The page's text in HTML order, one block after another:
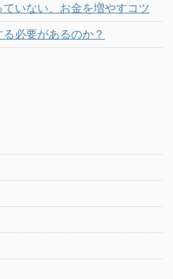
ていない、お金を増やすコツ
る必要があるのか？